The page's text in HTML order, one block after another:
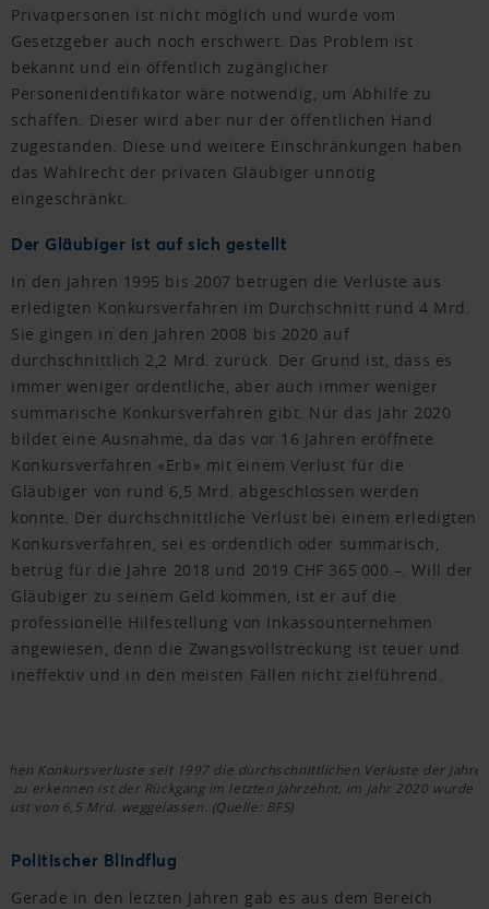
Privatpersonen ist nicht möglich und wurde vom
Gesetzgeber auch noch erschwert. Das Problem ist
bekannt und ein öffentlich zugänglicher
Personenidentifikator wäre notwendig, um Abhilfe zu
schaffen. Dieser wird aber nur der öffentlichen Hand
zugestanden. Diese und weitere Einschränkungen haben
das Wahlrecht der privaten Gläubiger unnötig
eingeschränkt.
Der Gläubiger ist auf sich gestellt
In den Jahren 1995 bis 2007 betrugen die Verluste aus
erledigten Konkursverfahren im Durchschnitt rund 4 Mrd.
Sie gingen in den Jahren 2008 bis 2020 auf
durchschnittlich 2,2 Mrd. zurück. Der Grund ist, dass es
immer weniger ordentliche, aber auch immer weniger
summarische Konkursverfahren gibt. Nur das Jahr 2020
bildet eine Ausnahme, da das vor 16 Jahren eröffnete
Konkursverfahren «Erb» mit einem Verlust für die
Gläubiger von rund 6,5 Mrd. abgeschlossen werden
konnte. Der durchschnittliche Verlust bei einem erledigten
Konkursverfahren, sei es ordentlich oder summarisch,
betrug für die Jahre 2018 und 2019 CHF 365 000.–. Will der
Gläubiger zu seinem Geld kommen, ist er auf die
professionelle Hilfestellung von Inkassounternehmen
angewiesen, denn die Zwangsvollstreckung ist teuer und
ineffektiv und in den meisten Fällen nicht zielführend.
Konkursverluste seit 1997 die durchschnittlichen Verluste der Jahre
zu erkennen ist der Rückgang im letzten Jahrzehnt, im Jahr 2020 wurde
von 6,5 Mrd. weggelassen. (Quelle: BFS)
Politischer Blindflug
Gerade in den letzten Jahren gab es aus dem Bereich